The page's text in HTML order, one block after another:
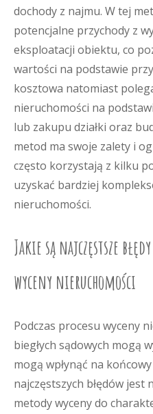
dochody z najmu. W tej
potencjalne przychody z
eksploatacji obiektu, co
wartości na podstawie
kosztowa natomiast
nieruchomości na
lub zakupu działki oraz
metod ma swoje zalety i
często korzystają z kilku
uzyskać bardziej
nieruchomości.
Jakie są najczęstsze
wyceny nieruchomości
Podczas procesu wyceny
biegłych sądowych mogą
mogą wpłynąć na
najczęstszych błędów jest
metody wyceny do